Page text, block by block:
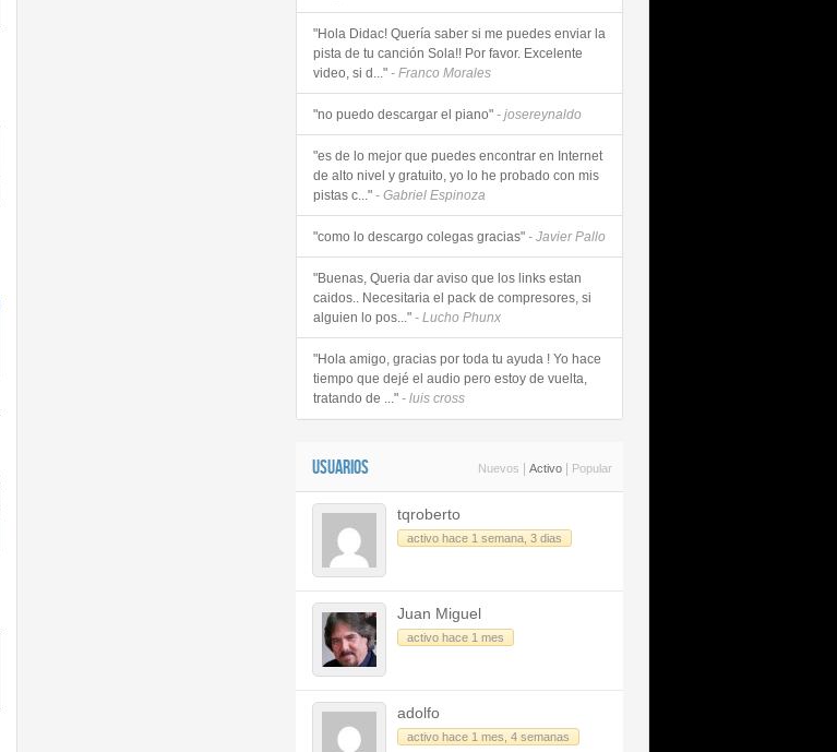
"Hola Didac! Quería saber si me puedes enviar la
pista de tu canción Sola!! Por favor. Excelente
video, si d..." - Franco Morales
"no puedo descargar el piano" - josereynaldo
"es de lo mejor que puedes encontrar en Internet
de alto nivel y gratuito, yo lo he probado con mis
pistas c..." - Gabriel Espinoza
"como lo descargo colegas gracias" - Javier Pallo
"Buenas, Queria dar aviso que los links estan
caidos.. Necesitaria el pack de compresores, si
alguien lo pos..." - Lucho Phunx
"Hola amigo, gracias por toda tu ayuda ! Yo hace
tiempo que dejé el audio pero estoy de vuelta,
tratando de ..." - luis cross
USUARIOS Nuevos Activo Popular
tqroberto
activo hace 1 semana, 3 dias
Juan Miguel
activo hace 1 mes
adolfo
activo hace 1 mes, 4 semanas